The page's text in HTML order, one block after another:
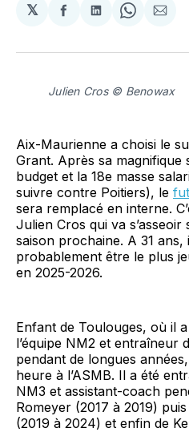
𝕏
Partager
Facebook
Partager
LinkedIn
Share
Julien Cros © Benowax
Aix-Maurienne a choisi le
Grant. Après sa magnifique
budget et la 18e masse
suivre contre Poitiers), le
sera remplacé en interne.
Julien Cros qui va
saison prochaine. A 31 ans,
probablement être le plus
en 2025-2026.
Enfant de Toulouges, où il
l’équipe NM2 et entraîneur
pendant de longues
heure à l’ASMB. Il a été
NM3 et assistant-coach
Romeyer (2017 à 2019)
(2019 à 2024) et enfin de